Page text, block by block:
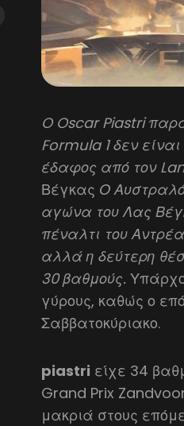
O Oscar Piastri
Formula 1 δεν
έδαφος από τον
Βέγκας Ο
αγώνα του Λας
πέναλτι του
αλλά η δεύτερη
30 βαθμούς.
γύρους, καθώς ο
Σαββατοκύριακο.
piastri είχε 34
Grand Prix
μακριά στους